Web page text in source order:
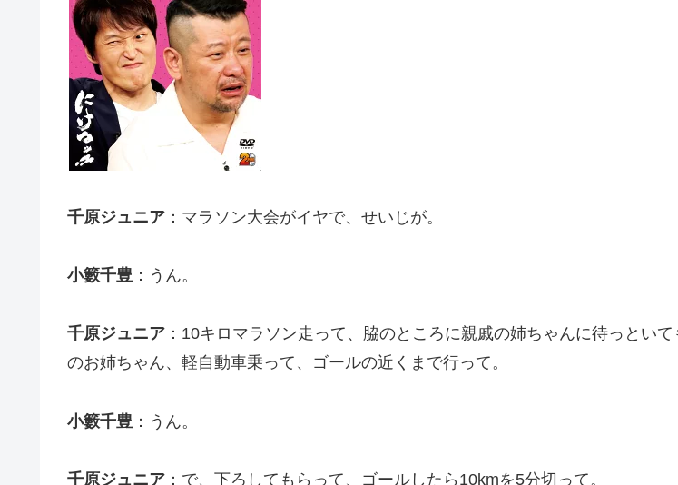
千原ジュニア ：マラソン大会がイヤで、せいじが。
小籔千豊 ：うん。
千原ジュニア ：10キロマラソン走って、脇のところに親戚の姉ちゃんに待っとい
のお姉ちゃん、軽自動車乗って、ゴールの近くまで行って。
小籔千豊 ：うん。
千原ジュニア ：で、下ろしてもらって、ゴールしたら10kmを5分切って。